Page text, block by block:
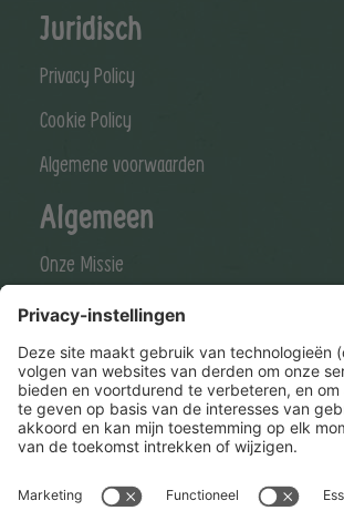
Juridisch
Privacy Policy
Cookie Policy
Algemene voorwaarden
Algemeen
Onze Missie
Onze Visie
Stay connected